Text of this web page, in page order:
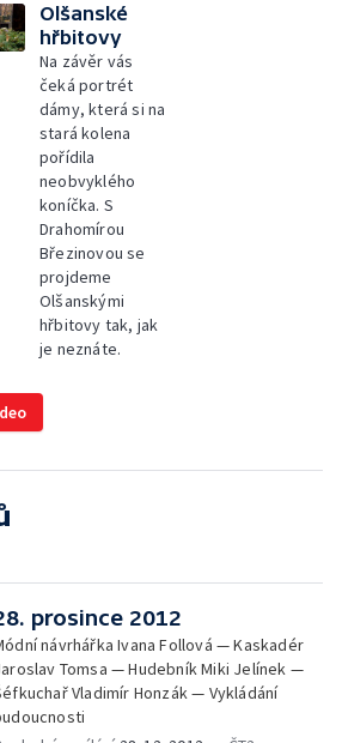
Olšanské
hřbitovy
Na závěr vás
čeká portrét
dámy, která si na
stará kolena
pořídila
neobvyklého
koníčka. S
Drahomírou
Březinovou se
projdeme
Olšanskými
hřbitovy tak, jak
je neznáte.
prosince 2012
návrhářka Ivana Follová — Kaskadér
Tomsa — Hudebník Miki Jelínek —
Vladimír Honzák — Vykládání